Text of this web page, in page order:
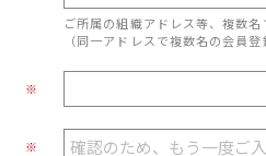
ご所属の組織アドレス等、複数
（同一アドレスで複数名の会員登
※
※